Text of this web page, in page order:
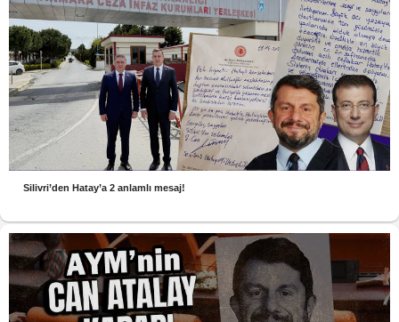
Silivri’den Hatay’a 2 anlamlı mesaj!